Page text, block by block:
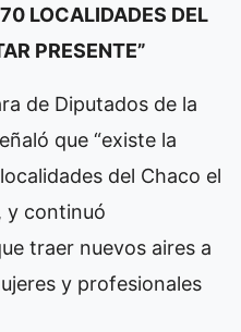
LOCALIDADES DEL
PRESENTE”
de Diputados de la
que “existe la
del Chaco el
y continuó
traer nuevos aires a
y profesionales